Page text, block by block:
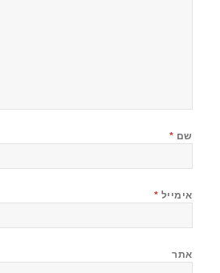
שם *
אימייל *
אתר